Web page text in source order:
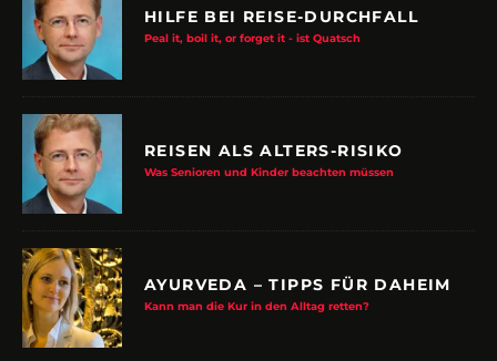
HILFE BEI REISE-DURCHFALL
Peal it, boil it, or forget it - ist Quatsch
REISEN ALS ALTERS-RISIKO
Was Senioren und Kinder beachten müssen
AYURVEDA – TIPPS FÜR DAHEIM
Kann man die Kur in den Alltag retten?